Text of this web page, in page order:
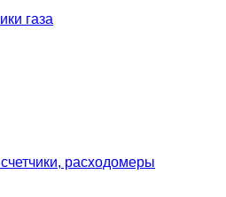
газа
расходомеры